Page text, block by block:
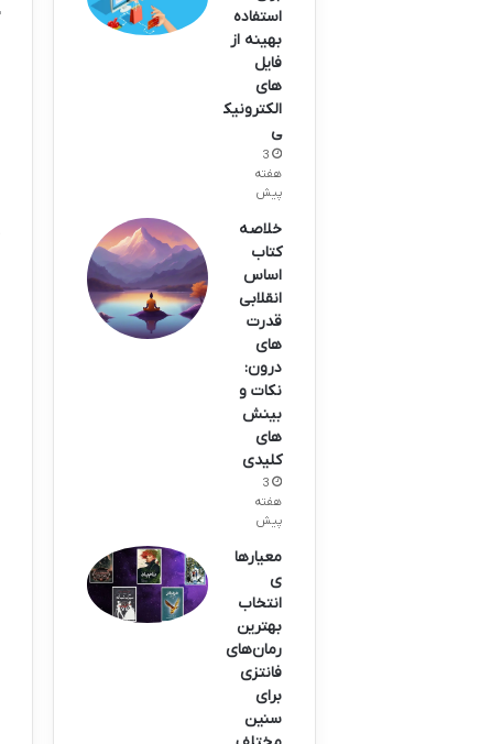
استفاده
بهینه از
فایل
های
الکترونیک
ی
3
هفته
پیش
خلاصه
کتاب
اساس
انقلابی
قدرت
های
درون:
نکات و
بینش
های
کلیدی
3
هفته
پیش
معیارها
ی
انتخاب
بهترین
رمان‌های
فانتزی
برای
سنین